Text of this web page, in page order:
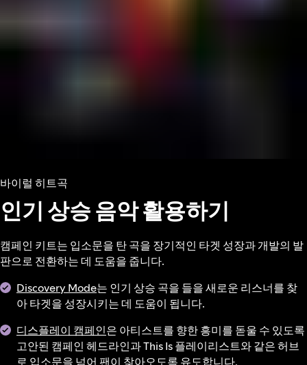
바이럴 히트곡
인기 상승 음악 활용하기
캠페인 키트는 입소문을 탄 곡을 장기적인 타겟 성장과 개발의 발
판으로 전환하는 데 도움을 줍니다.
Discovery Mode는 인기 상승 곡을 들을 새로운 리스너를 찾
아 타겟을 성장시키는 데 도움이 됩니다.
디스플레이 캠페인은 아티스트를 향한 흥미를 돋울 수 있도록
고안된 캠페인 헤드라인과 This Is 플레이리스트와 같은 허브
로 입소문을 넘어 팬이 찾아오도록 유도합니다.